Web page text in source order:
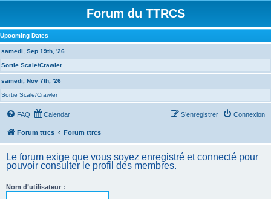
Forum du TTRCS
Upcoming Dates
samedi, Sep 19th, '26
Sortie Scale/Crawler
samedi, Nov 7th, '26
Sortie Scale/Crawler
FAQ Calendar Connexion
S’enregistrer
Forum ttrcs Forum ttrcs
Le forum exige que vous soyez enregistré et connecté pour
pouvoir consulter le profil des membres.
Nom d’utilisateur :